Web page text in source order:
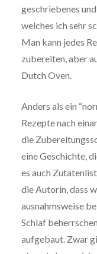
geschriebenes
welches ich sehr
Man kann jedes
zubereiten, aber
Dutch Oven.
Anders als ein
Rezepte nach
die
eine Geschichte,
es auch
die Autorin, dass
ausnahmsweise
Schlaf
aufgebaut. Zwar